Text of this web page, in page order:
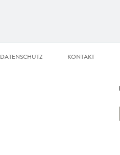
DATENSCHUTZ KONTAKT